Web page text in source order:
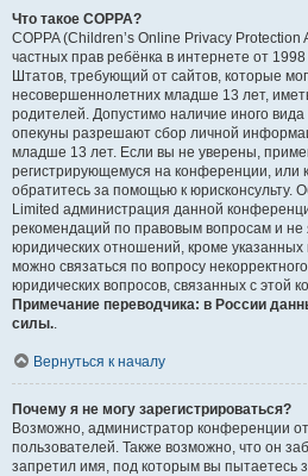
Что такое COPPA?
COPPA (Children’s Online Privacy
частных прав ребёнка в интернете от
Штатов, требующий от сайтов, которые
несовершеннолетних младше 13 лет,
родителей. Допустимо наличие иного
опекуны разрешают сбор личной
младше 13 лет. Если вы не уверены,
регистрирующемуся на конференции, или
обратитесь за помощью к юрисконсульту.
Limited администрация данной
рекомендаций по правовым вопросам и не
юридических отношений, кроме указанных
можно связаться по вопросу
юридических вопросов, связанных с этой
Примечание переводчика: в России
силы..
Вернуться к началу
Почему я не могу зарегистрироваться?
Возможно, администратор конференции
пользователей. Также возможно, что он
запретил имя, под которым вы пытаетесь